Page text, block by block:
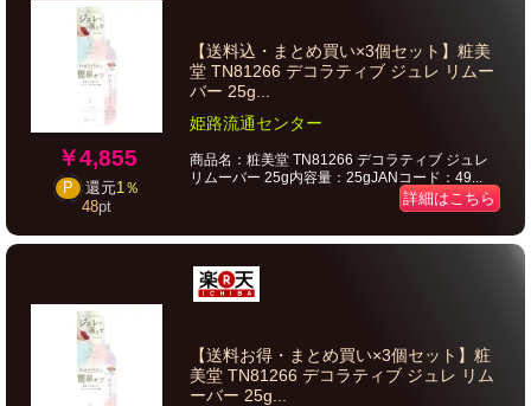
￥4,855
P 還元1％
48pt
【送料込・まとめ買い×3個セット】粧美
堂 TN81266 デコラティブ ジュレ リムー
バー 25g...
姫路流通センター
商品名：粧美堂 TN81266 デコラティブ ジュレ
リムーバー 25g内容量：25gJANコード：49...
詳細はこちら
【送料お得・まとめ買い×3個セット】粧
美堂 TN81266 デコラティブ ジュレ リム
ーバー 25g...